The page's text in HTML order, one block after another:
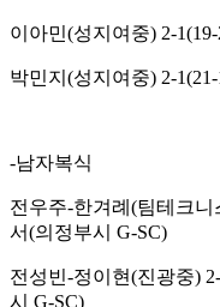
이아민(성지여중) 2-
박민지 (성지여중) 2-
-남자복식
전우주-한겨례 (팀테크니
서(의정부시 G-SC)
전성빈-정이현(진광중)
시 G-SC)